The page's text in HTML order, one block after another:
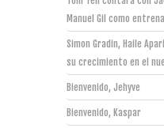
Manuel Gil como
Simon Gradin, Haile
su crecimiento en el
Bienvenido, Jehyve
Bienvenido, Kaspar